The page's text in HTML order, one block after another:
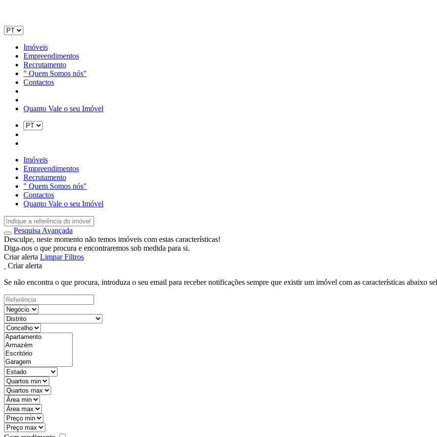
Imóveis
Empreendimentos
Recrutamento
" Quem Somos nós"
Contactos
Quanto Vale o seu Imóvel
Imóveis
Empreendimentos
Recrutamento
" Quem Somos nós"
Contactos
Quanto Vale o seu Imóvel
Pesquisa Avançada
Desculpe, neste momento não temos imóveis com estas características!
Diga-nos o que procura e encontraremos sob medida para si.
Criar alerta Limpar Filtros
Criar alerta
Se não encontra o que procura, introduza o seu email para receber notificações sempre que existir um imóvel com as características abaixo